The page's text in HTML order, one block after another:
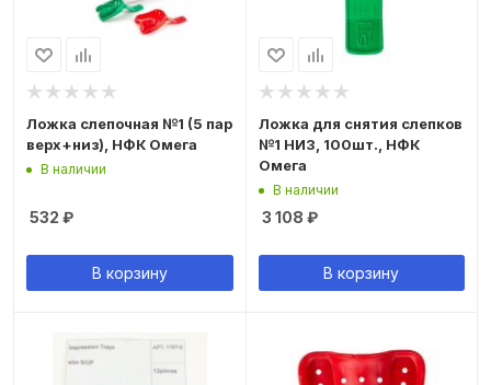
Ложка слепочная №1 (5 пар
верх+низ), НФК Омега
В наличии
532 ₽
В корзину
Ложка для снятия слепков
№1 НИЗ, 100шт., НФК
Омега
В наличии
3 108 ₽
В корзину